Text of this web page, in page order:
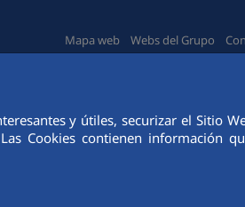
y útiles, securizar el Sitio
Cookies contienen información
Mapa web Webs del Grupo